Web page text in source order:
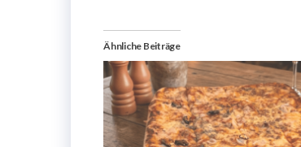
Ähnliche Beiträge